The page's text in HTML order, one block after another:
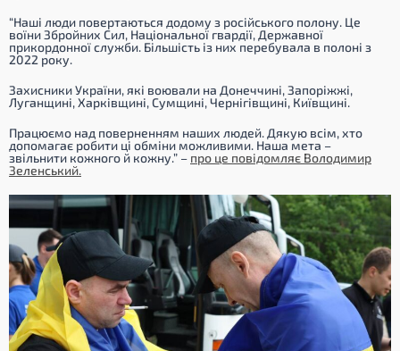
“Наші люди повертаються додому з російського полону. Це
воїни Збройних Сил, Національної гвардії, Державної
прикордонної служби. Більшість із них перебувала в полоні з
2022 року.
Захисники України, які воювали на Донеччині, Запоріжжі,
Луганщині, Харківщині, Сумщині, Чернігівщині, Київщині.
Працюємо над поверненням наших людей. Дякую всім, хто
допомагає робити ці обміни можливими. Наша мета –
звільнити кожного й кожну.” – про це повідомляє Володимир
Зеленський.